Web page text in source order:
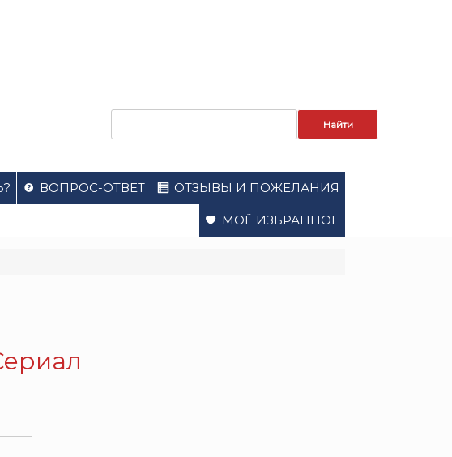
ВОПРОС-ОТВЕТ ОТЗЫВЫ И ПОЖЕЛАНИЯ
МОЁ ИЗБРАННОЕ